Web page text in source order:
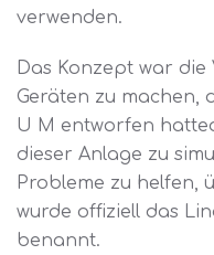
verwenden.
Das Konzept war die
Geräten zu machen,
U M entworfen
dieser Anlage zu
Probleme zu helfen,
wurde offiziell das
benannt.